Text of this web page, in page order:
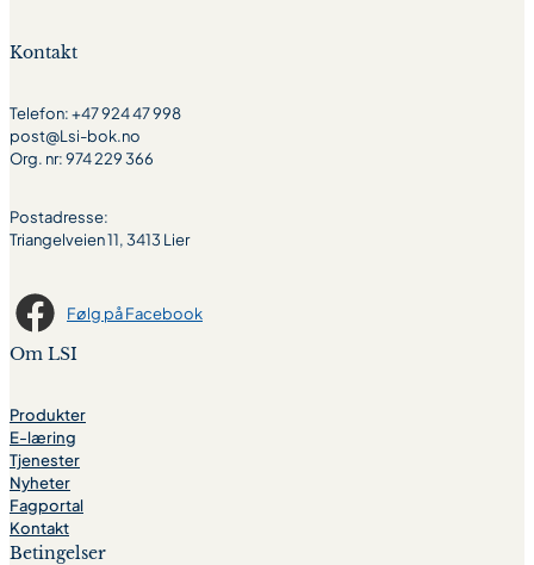
Kontakt
Telefon: +47 924 47 998
post@Lsi-bok.no
Org. nr: 974 229 366
Postadresse:
Triangelveien 11, 3413 Lier
Følg på Facebook
Om LSI
Produkter
E-læring
Tjenester
Nyheter
Fagportal
Kontakt
Betingelser